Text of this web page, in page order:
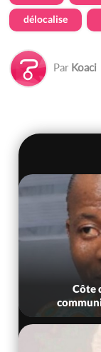
délocalise
Par Koaci
la MA-M...